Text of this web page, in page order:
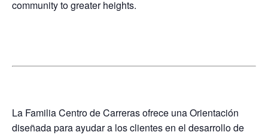
community to greater heights.
La Familia Centro de Carreras ofrece una Orientación
diseñada para ayudar a los clientes en el desarrollo de